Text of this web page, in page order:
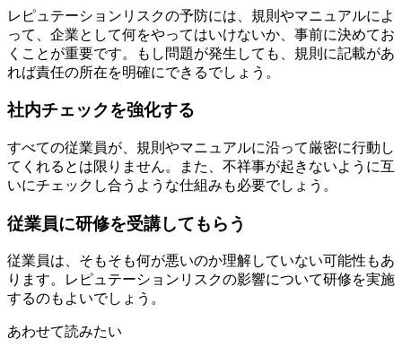
レピュテーションリスクの予防には、規則やマニュアルによ
って、企業として何をやってはいけないか、事前に決めてお
くことが重要です。もし問題が発生しても、規則に記載があ
れば責任の所在を明確にできるでしょう。
社内チェックを強化する
すべての従業員が、規則やマニュアルに沿って厳密に行動し
てくれるとは限りません。また、不祥事が起きないように互
いにチェックし合うような仕組みも必要でしょう。
従業員に研修を受講してもらう
従業員は、そもそも何が悪いのか理解していない可能性もあ
ります。レピュテーションリスクの影響について研修を実施
するのもよいでしょう。
あわせて読みたい